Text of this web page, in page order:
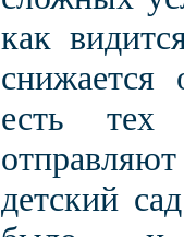
как
снижается
есть тех
детский